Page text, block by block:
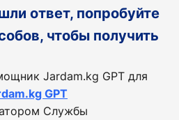
ответ, попробуйте
чтобы получить
Jardam.kg GPT для
GPT
Службы